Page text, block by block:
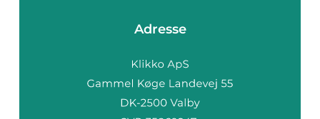
Adresse